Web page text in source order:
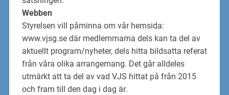
Webben
Styrelsen vill påminna om vår hemsida:
www.vjsg.se där medlemmarna dels kan ta del av
aktuellt program/nyheter, dels hitta bildsatta referat
från våra olika arrangemang. Det gåralldeles
utmärkt att ta del av vad VJS hittat på från 2015
och fram till den dag i dag är.